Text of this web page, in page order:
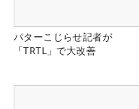
パターこじらせ記者が
「TRTL」で大改善